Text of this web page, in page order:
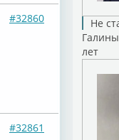
#32860
#32861
Не
лет